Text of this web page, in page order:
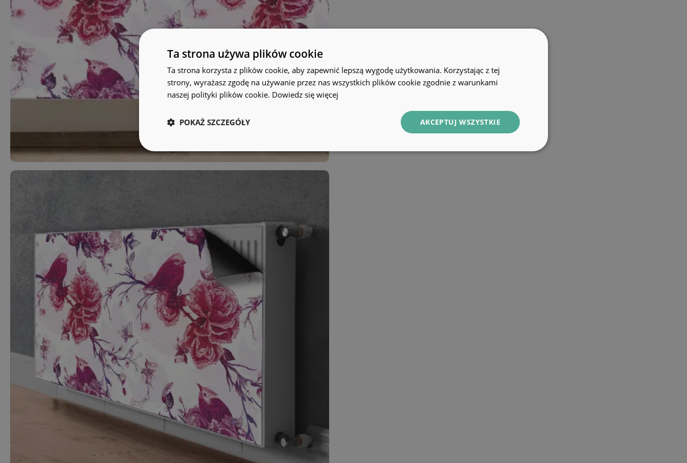
Ta strona używa plików cookie
Ta strona korzysta z plików cookie, aby zapewnić lepszą wygodę użytkowania. Korzystając z tej
strony, wyrażasz zgodę na używanie przez nas wszystkich plików cookie zgodnie z warunkami
naszej polityki plików cookie. Dowiedz się więcej
AKCEPTUJ WSZYSTKIE
POKAŻ SZCZEGÓŁY